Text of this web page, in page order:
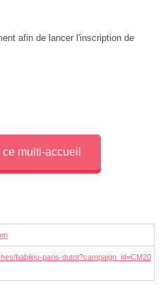
afin de lancer l'inscription de
multi-accueil
babilou-paris-dutot?campaign_id=CM20